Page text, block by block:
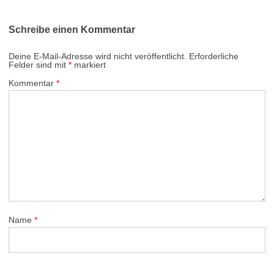
Schreibe einen Kommentar
Deine E-Mail-Adresse wird nicht veröffentlicht. Erforderliche
Felder sind mit * markiert
Kommentar *
Name *